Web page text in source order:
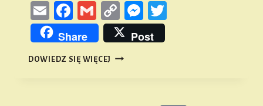
EmailFacebook
GmailCopy
Link
Messenger
Share Post
DOWIEDZ SIĘ WIĘCEJ V